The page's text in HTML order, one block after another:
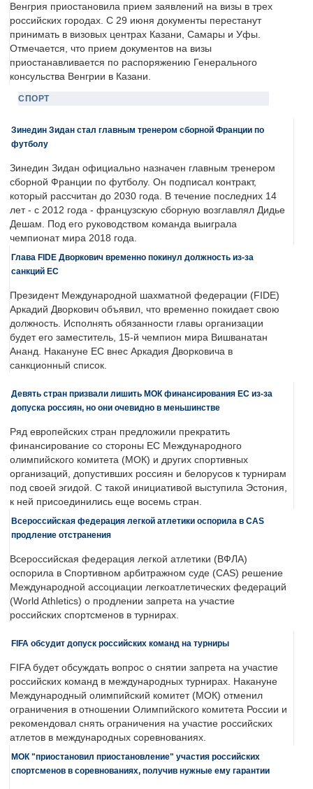
Венгрия приостановила прием заявлений на визы в трех
российских городах. С 29 июня документы перестанут
принимать в визовых центрах Казани, Самары и Уфы.
Отмечается, что прием документов на визы
приостанавливается по распоряжению Генерального
консульства Венгрии в Казани.
СПОРТ
Зинедин Зидан стал главным тренером сборной Франции по
футболу
Зинедин Зидан официально назначен главным тренером
сборной Франции по футболу. Он подписал контракт,
который рассчитан до 2030 года. В течение последних 14
лет - с 2012 года - французскую сборную возглавлял Дидье
Дешам. Под его руководством команда выиграла
чемпионат мира 2018 года.
Глава FIDE Дворкович временно покинул должность из-за
санкций ЕС
Президент Международной шахматной федерации (FIDE)
Аркадий Дворкович объявил, что временно покидает свою
должность. Исполнять обязанности главы организации
будет его заместитель, 15-й чемпион мира Вишванатан
Ананд. Накануне ЕС внес Аркадия Дворковича в
санкционный список.
Девять стран призвали лишить МОК финансирования ЕС из-за
допуска россиян, но они очевидно в меньшинстве
Ряд европейских стран предложили прекратить
финансирование со стороны ЕС Международного
олимпийского комитета (МОК) и других спортивных
организаций, допустивших россиян и белорусов к турнирам
под своей эгидой. С такой инициативой выступила Эстония,
к ней присоединились еще восемь стран.
Всероссийская федерация легкой атлетики оспорила в CAS
продление отстранения
Всероссийская федерация легкой атлетики (ВФЛА)
оспорила в Спортивном арбитражном суде (CAS) решение
Международной ассоциации легкоатлетических федераций
(World Athletics) о продлении запрета на участие
российских спортсменов в турнирах.
FIFA обсудит допуск российских команд на турниры
FIFA будет обсуждать вопрос о снятии запрета на участие
российских команд в международных турнирах. Накануне
Международный олимпийский комитет (МОК) отменил
ограничения в отношении Олимпийского комитета России и
рекомендовал снять ограничения на участие российских
атлетов в международных соревнованиях.
МОК "приостановил приостановление" участия российских
спортсменов в соревнованиях, получив нужные ему гарантии